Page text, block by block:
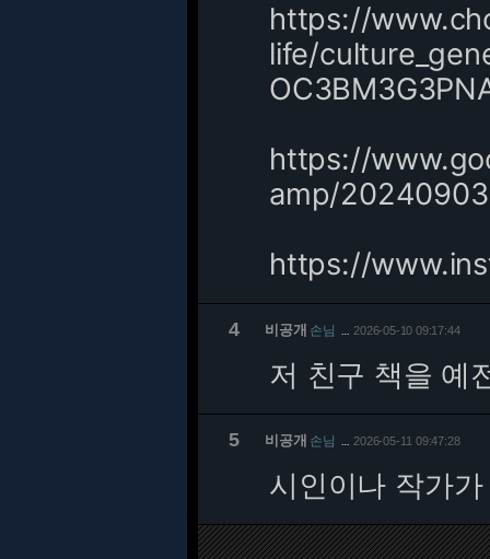
https://
life/
https://
amp/
https://
4 비공개 손님 2026-05-10 09:17:44
저 친구 책을 예
5 비공개 손님 2026-05-11 09:47:28
시인이나 작가